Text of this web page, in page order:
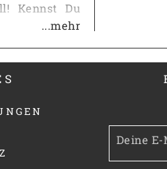
Kennst Du
in eine andere
und im
steht der
wie
...mehr